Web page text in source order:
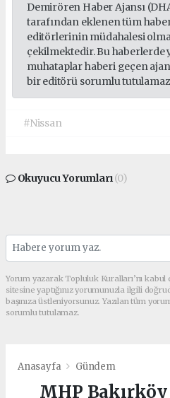
Demirören Haber Ajansı
tarafından eklenen tüm
editörlerinin müdahalesi
çekilmektedir. Bu haberlerde
muhataplar haberi geçen
bir editörü sorumlu
#Nissan
Okuyucu Yorumları(0)
Yorum yazarak Topluluk Kuralları’nı
sitesine yaptığınız yorumunuzla ilgili
başınıza üstleniyorsunuz. Yazılan tüm
sorumlu tutulamaz.
Anasayfa Gündem
MHP